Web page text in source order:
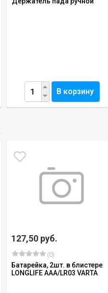
В корзину
127,50 руб.
(0)
Батарейка, 2шт. в блистере
LONGLIFE AAA/LR03 VARTA